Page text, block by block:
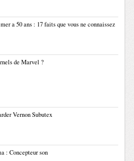
a 50 ans : 17 faits que vous ne connaissez
de Marvel ?
Vernon Subutex
: Concepteur son